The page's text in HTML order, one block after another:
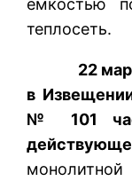
ёмкостью
теплосеть.
22
в
№ 101